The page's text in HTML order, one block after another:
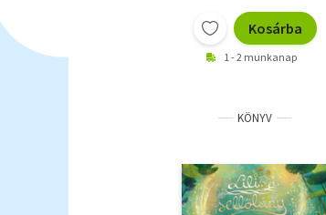
Kosárba
1 - 2 munkanap
KÖNYV